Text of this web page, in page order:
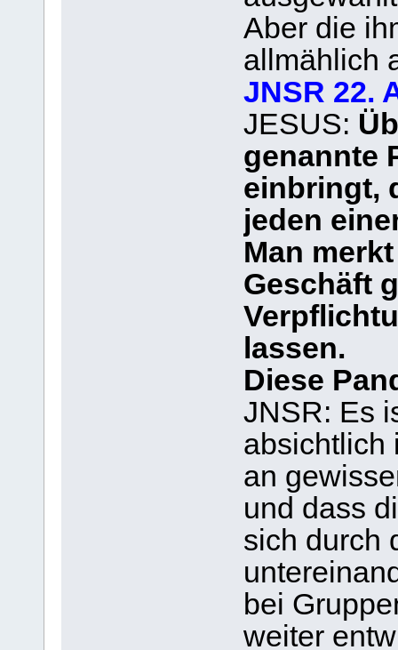
Aber die
allmählich
JNSR 22.
JESUS:
genannte
einbringt,
jeden
Man
Geschäft
lassen.
Diese
JNSR: Es
absichtlich
an
und dass
sich durch
bei
weiter